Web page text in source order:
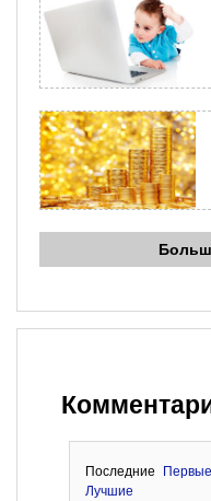
Последние
Первые
Лучшие